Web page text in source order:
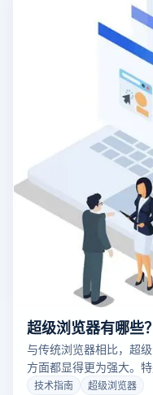
超级浏览器有哪些
与传统浏览器相比，超
方面都显得更为强大。
户，例如跨境电商卖家
技术指南
超级浏览器